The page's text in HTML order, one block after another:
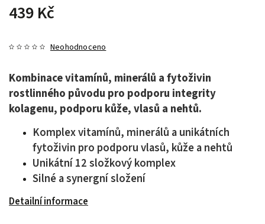
439 Kč
Neohodnoceno
Kombinace vitamínů, minerálů a fytoživin
rostlinného původu pro podporu integrity
kolagenu, podporu kůže, vlasů a nehtů.
Komplex vitamínů, minerálů a unikátních
fytoživin pro podporu vlasů, kůže a nehtů
Unikátní 12 složkový komplex
Silné a synergní složení
Detailní informace